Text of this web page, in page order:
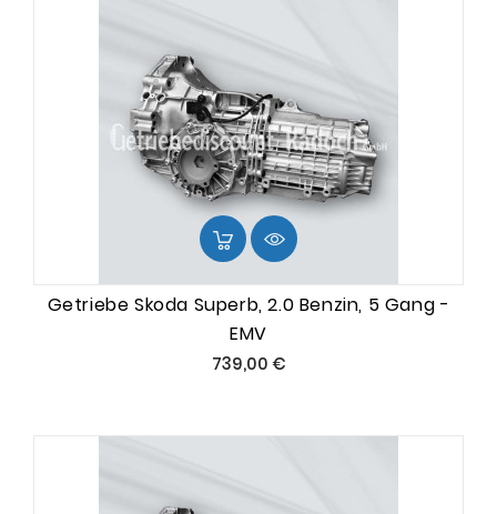
Getriebe Skoda Superb, 2.0 Benzin, 5 Gang -
EMV
739,00 €Preis